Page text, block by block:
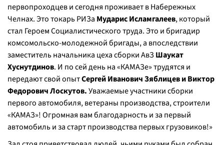
первопроходцев и сегодня проживает в Набережных
Челнах. Это токарь РИЗа Мударис Исламгалеев, который
стал Героем Социалистического труда. Это и бригадир
комсомольско-молодежной бригады, а впоследствии
заместитель начальника цеха сборки АвЗШаукат
Хуснутдинов. И по сей день на «КАМАЗе» трудятся и
передают свой опытСергей Иванович Зяблицев и Виктор
Федорович Лоскутов.Уважаемые участники сборки
первого автомобиля, ветераны производства, строители
«КАМАЗ»! Огромная вам благодарность и за первый
автомобиль и за старт производства первых грузовиков!»